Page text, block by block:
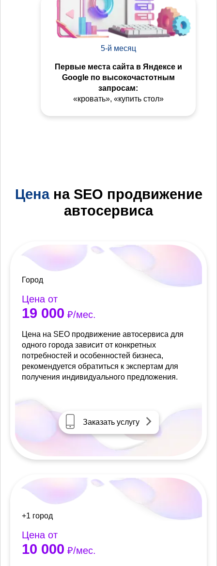
5-й месяц
Первые места сайта в Яндексе и
Google по высокочастотным
запросам:
«кровать», «купить стол»
Ценана SEO продвижение
автосервиса
Город
Цена от
19 000 ₽/мес.
Цена на SEO продвижение автосервиса для
одного города зависит от конкретных
потребностей и особенностей бизнеса,
рекомендуется обратиться к экспертам для
получения индивидуального предложения.
Заказать услугу
+1 город
Цена от
10 000 ₽/мес.